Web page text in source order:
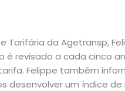
da Agetransp,
revisado a cada cinco
Felippe também
desenvolver um índice